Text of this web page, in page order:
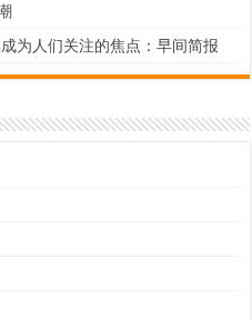
为人们关注的焦点：早间简报